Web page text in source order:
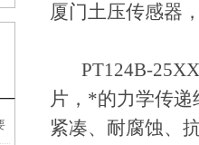
厦门土压传感器
PT124B-
片，*的力学传
紧凑、耐腐蚀、